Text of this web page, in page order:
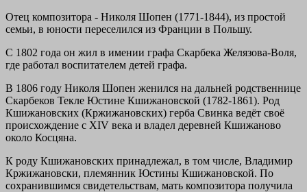
Отец композитора - Николя Шопен (1771-1844), из простой
семьи, в юности переселился из Франции в Польшу.
С 1802 года он жил в имении графа Скарбека Желязова-Воля,
где работал воспитателем детей графа.
В 1806 году Николя Шопен женился на дальней родственнице
Скарбеков Текле Юстине Кшижановской (1782-1861). Род
Кшижановских (Кржижановских) герба Свинка ведёт своё
происхождение с XIV века и владел деревней Кшижаново
около Косцяна.
К роду Кшижановских принадлежал, в том числе, Владимир
Кржижановски, племянник Юстины Кшижановской. По
сохранившимся свидетельствам, мать композитора получила